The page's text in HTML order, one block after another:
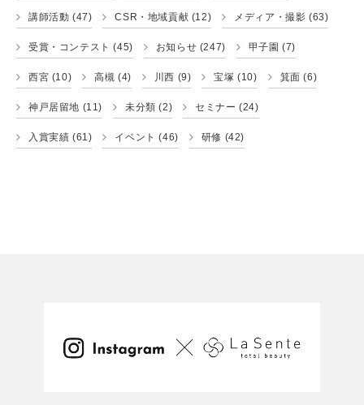
講師活動 (47) CSR・地域貢献 (12) メディア・撮影 (63)
受賞・コンテスト (45) お知らせ (247) 甲子園 (7)
西宮 (10) 高槻 (4) 川西 (9) 宝塚 (10) 箕面 (6)
神戸居留地 (11) 未分類 (2) セミナー (24)
入賞実績 (61) イベント (46) 研修 (42)